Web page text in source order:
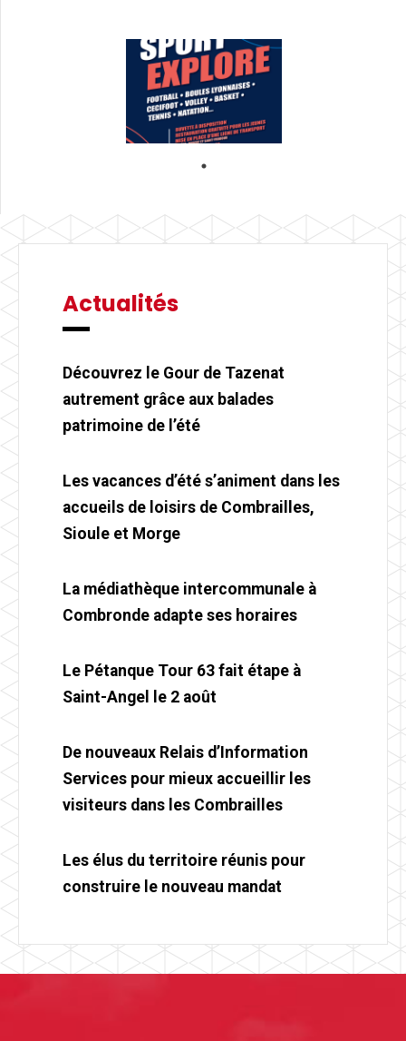
Actualités
Découvrez le Gour de Tazenat
autrement grâce aux balades
patrimoine de l’été
Les vacances d’été s’animent dans les
accueils de loisirs de Combrailles,
Sioule et Morge
La médiathèque intercommunale à
Combronde adapte ses horaires
Le Pétanque Tour 63 fait étape à
Saint-Angel le 2 août
De nouveaux Relais d’Information
Services pour mieux accueillir les
visiteurs dans les Combrailles
Les élus du territoire réunis pour
construire le nouveau mandat